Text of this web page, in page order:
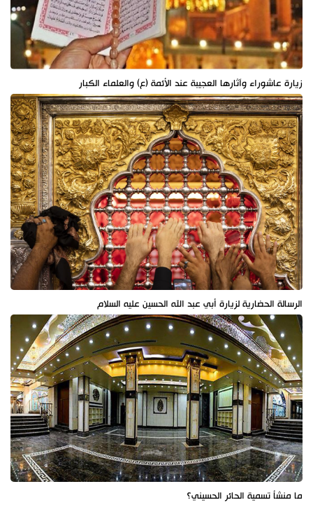
زيارة عاشوراء وآثارها العجيبة عند الأئمة (ع) والعلماء الكبار
الرسالة الحضارية لزيارة أبي عبد الله الحسين عليه السلام
ما منشأ تسمية الحائر الحسيني؟